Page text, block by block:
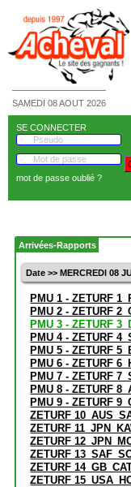
SAMEDI 08 AOUT 2026
SE CONNECTER
mot de passe oublié ?
Arrivées-Rapports
Date >> MERCREDI 08
PMU 1 - ZETURF
PMU 2 - ZETURF
PMU 3 - ZETURF
PMU 4 - ZETURF
PMU 5 - ZETURF
PMU 6 - ZETURF
PMU 7 - ZETURF
PMU 8 - ZETURF
PMU 9 - ZETURF
ZETURF
ZETURF
ZETURF
ZETURF
ZETURF
ZETURF